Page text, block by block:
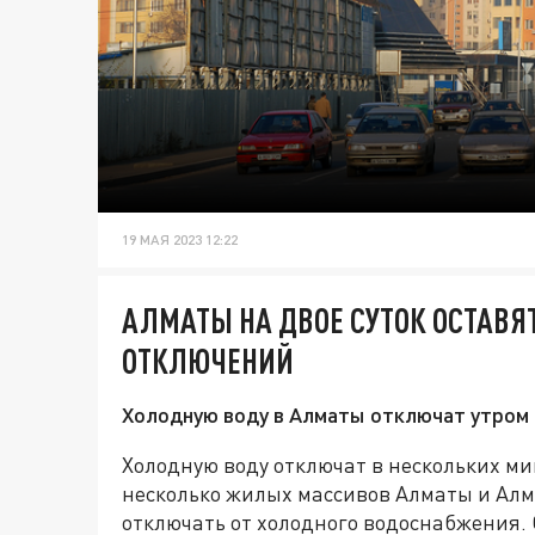
19 МАЯ 2023 12:22
АЛМАТЫ НА ДВОЕ СУТОК
ОТКЛЮЧЕНИЙ
Холодную воду в Алматы отключат утром
Холодную воду отключат в нескольких
несколько жилых массивов Алматы и
отключать от холодного